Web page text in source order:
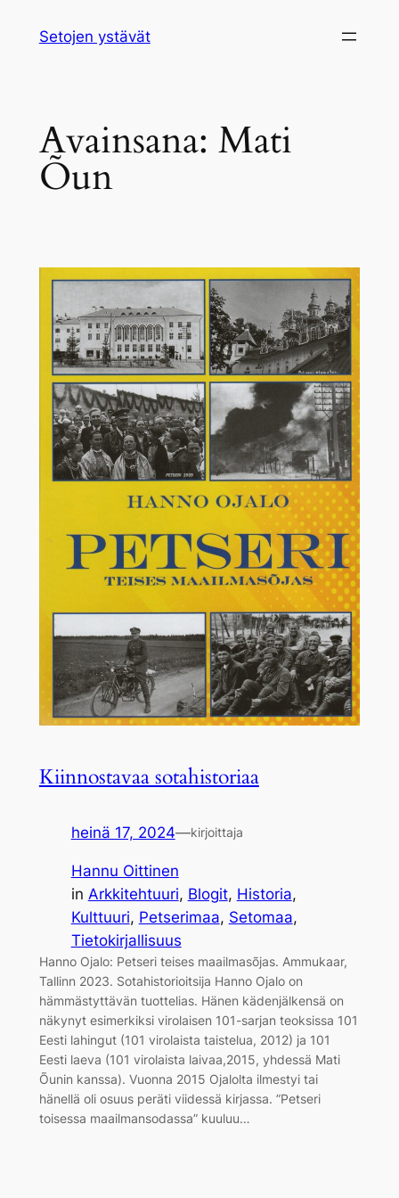
sisältöön
Setojen ystävät
Avainsana: Mati
Õun
Kiinnostavaa sotahistoriaa
heinä 17, 2024—kirjoittaja
Hannu Oittinen
in Arkkitehtuuri, Blogit, Historia
Kulttuuri, Petserimaa, Setomaa
Tietokirjallisuus
Hanno Ojalo: Petseri teises maailmasõjas. Ammukaar,
Tallinn 2023. Sotahistorioitsija Hanno Ojalo on
hämmästyttävän tuottelias. Hänen kädenjälkensä on
näkynyt esimerkiksi virolaisen 101-sarjan teoksissa 101
Eesti lahingut (101 virolaista taistelua, 2012) ja 101
Eesti laeva (101 virolaista laivaa,2015, yhdessä Mati
Õunin kanssa). Vuonna 2015 Ojalolta ilmestyi tai
hänellä oli osuus peräti viidessä kirjassa. ”Petseri
toisessa maailmansodassa” kuuluu…